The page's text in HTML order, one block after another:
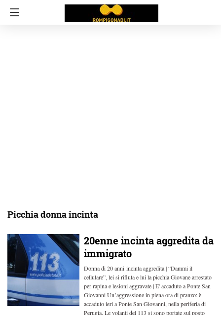
Picchia donna incinta
20enne incinta aggredita da
immigrato
Donna di 20 anni incinta aggredita | “Dammi il
cellulare”, lei si rifiuta e lui la picchia Giovane arrestato
per rapina e lesioni aggravate | E' accaduto a Ponte San
Giovanni Un’aggressione in piena ora di pranzo: è
accaduto ieri a Ponte San Giovanni, nella periferia di
Perugia. Le volanti del 113 si sono portate sul posto